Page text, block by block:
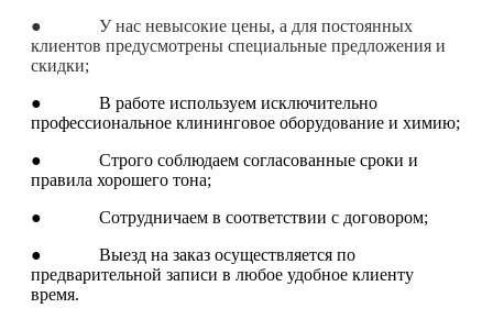
● У нас невысокие цены, а для постоянных
клиентов предусмотрены специальные предложения и
скидки;
● В работе используем исключительно
профессиональное клининговое оборудование и химию;
● Строго соблюдаем согласованные сроки и
правила хорошего тона;
● Сотрудничаем в соответствии с договором;
● Выезд на заказ осуществляется по
предварительной записи в любое удобное клиенту
время.